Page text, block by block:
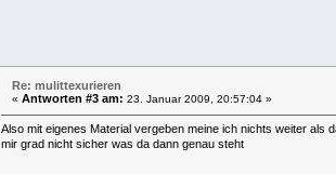
Re: mulittexurieren
« Antworten #3 am: 23. Januar 2009, 20:57:04 »
Also mit eigenes Material vergeben meine ich nichts weiter
mir grad nicht sicher was da dann genau steht